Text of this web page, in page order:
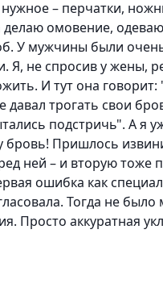
– перчатки,
делаю омовение,
У мужчины были
Я, не спросив у жены,
И тут она
трогать свои
подстричь". А я
бровь! Пришлось
ней – и вторую тоже
ошибка как
Тогда не
Просто аккуратная